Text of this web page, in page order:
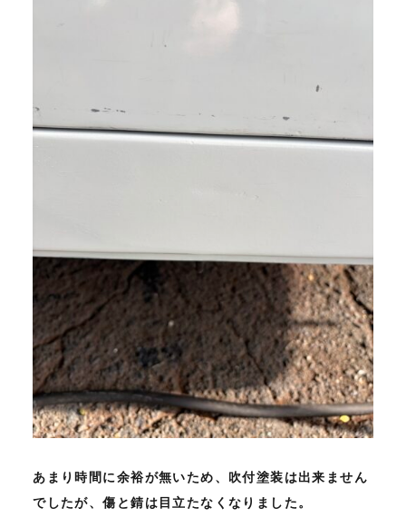
あまり時間に余裕が無いため、吹付塗装は出来ません
でしたが、傷と錆は目立たなくなりました。